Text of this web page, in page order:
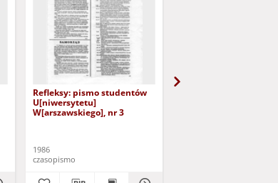
Refleksy: pismo studentów
U[niwersytetu]
W[arszawskiego], nr 3
1986
czasopismo